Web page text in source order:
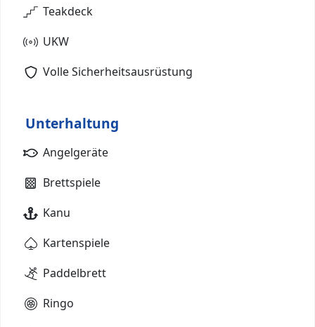
Teakdeck
UKW
Volle Sicherheitsausrüstung
Unterhaltung
Angelgeräte
Brettspiele
Kanu
Kartenspiele
Paddelbrett
Ringo